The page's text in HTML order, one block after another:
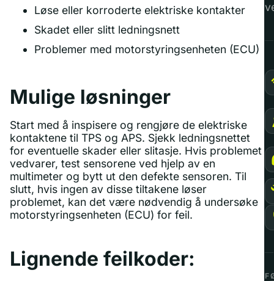
Løse eller korroderte elektriske kontakter
Skadet eller slitt ledningsnett
Problemer med motorstyringsenheten (ECU)
Mulige løsninger
Start med å inspisere og rengjøre de elektriske
kontaktene til TPS og APS. Sjekk ledningsnettet
for eventuelle skader eller slitasje. Hvis problemet
vedvarer, test sensorene ved hjelp av en
multimeter og bytt ut den defekte sensoren. Til
slutt, hvis ingen av disse tiltakene løser
problemet, kan det være nødvendig å undersøke
motorstyringsenheten (ECU) for feil.
Lignende feilkoder: